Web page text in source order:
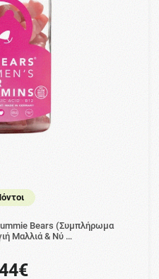
Bears (Συμπλήρωμα
Μαλλιά & Νύ …